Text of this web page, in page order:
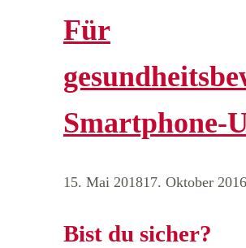
Für
Smartphone-
15. Mai 201817. Oktober 2016
Bist du sicher?